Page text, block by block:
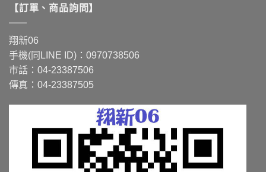
【訂單、商品詢問】
翔新06
手機(同LINE ID)：0970738506
市話：04-23387506
傳真：04-23387505